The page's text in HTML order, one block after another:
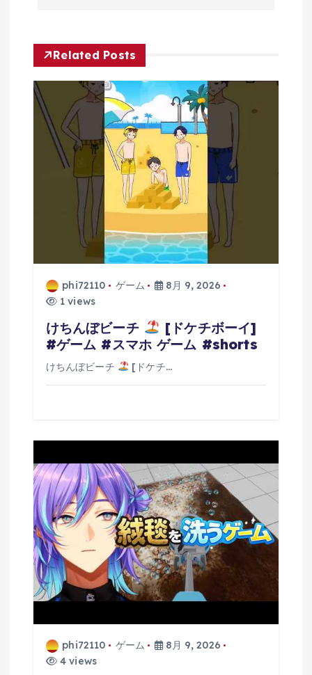
ー
シ
ョ
ン
Related Posts
phi72110 ゲーム
8月 9, 2026
1 views
けちんぼビーチ
[ドケチボーイ]
#ゲーム #スマホ ゲーム #shorts
けちんぼビーチ [ドケチ…
phi72110 ゲーム
8月 9, 2026
4 views